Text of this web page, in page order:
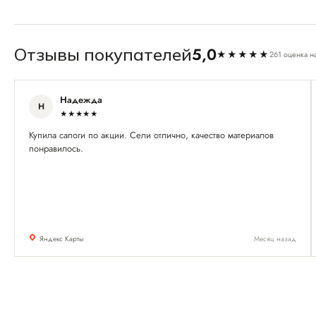
Отзывы покупателей5,0★★★★★261 оценка
Н Надежда
★★★★★
Купила сапоги по акции. Сели отлично, качество материалов
понравилось.
Яндекс Карты Месяц назад